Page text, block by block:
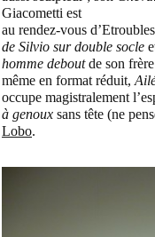
Giacometti est
au rendez-vous
de Silvio sur double socle
homme deboutde son
même en format réduit,
occupe magistralement
à genoux sans tête (ne
Lobo.